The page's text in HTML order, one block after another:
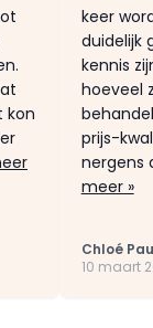
kon
keer
duidelijk
kennis
hoeveel
prijs-
nergens
meer »
Chloé
10 maart